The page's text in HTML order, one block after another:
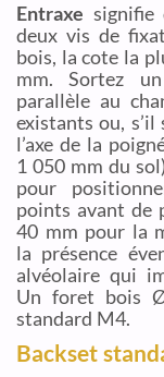
Entraxe signifie
deux vis de
bois, la cote la
mm. Sortez
parallèle au
existants ou, s’il
l’axe de la
1 050 mm du
pour
points avant de
40 mm pour la
la présence
alvéolaire qui
Un foret bois
standard M4.
Backset